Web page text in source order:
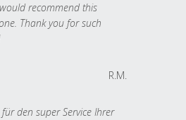
recommend this
Thank you for such
R.M.
den super Service Ihrer